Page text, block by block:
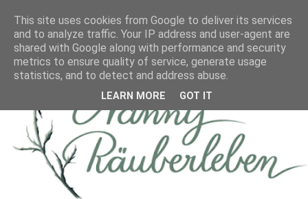
This site uses cookies from Google to deliver its services
and to analyze traffic. Your IP address and user-agent are
shared with Google along with performance and security
metrics to ensure quality of service, generate usage
statistics, and to detect and address abuse.
LEARN MORE GOT IT